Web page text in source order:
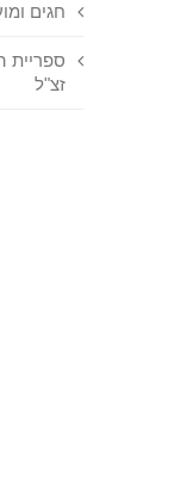
חגים
ספריית
זצ"ל